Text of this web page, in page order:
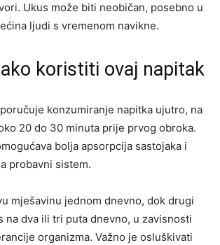
Ukus može biti neobičan, posebno u
ljudi s vremenom navikne.
koristiti ovaj napitak
konzumiranje napitka ujutro, na
20 do 30 minuta prije prvog obroka.
bolja apsorpcija sastojaka i
probavni sistem.
mješavinu jednom dnevno, dok drugi
na dva ili tri puta dnevno, u zavisnosti
organizma. Važno je osluškivati